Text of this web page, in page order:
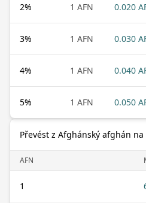
2% 1 AFN 0.020
3% 1 AFN 0.030
4% 1 AFN 0.040
5% 1 AFN 0.050
Převést z Afghánský afghán
AFN
1